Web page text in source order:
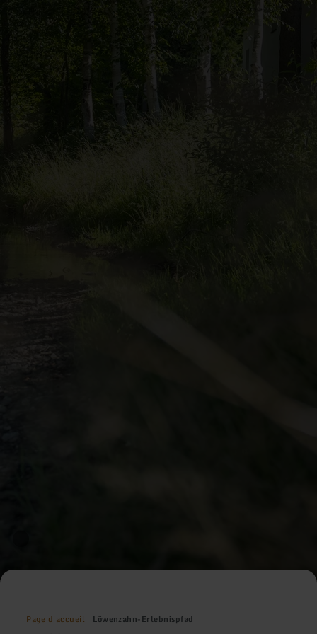
Page d'accueil Löwenzahn-Erlebnispfad